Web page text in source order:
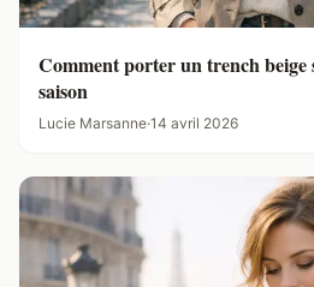
Comment porter un trench beige
saison
Lucie Marsanne·14 avril 2026